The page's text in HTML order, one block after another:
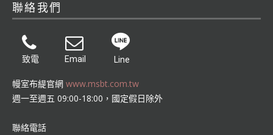
聯絡我們
致電 Email Line
幔室布緹官網 www.msbt.com.tw
週一至週五 09:00-18:00，國定假日除外
聯絡電話